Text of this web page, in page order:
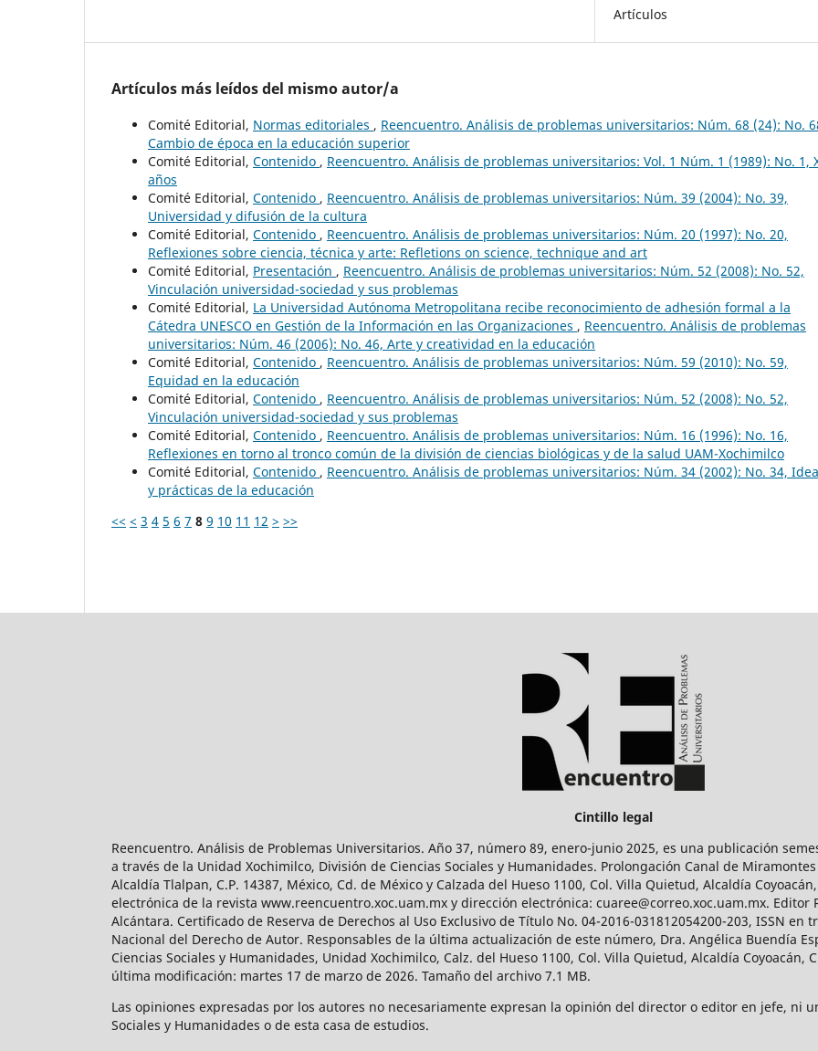
Artículos
Artículos más leídos del mismo autor/a
Comité Editorial, Normas editoriales , Reencuentro. Análisis de problemas universitarios: Núm. 68 (24): No.
Cambio de época en la educación superior
Comité Editorial, Contenido , Reencuentro. Análisis de problemas universitarios: Vol. 1 Núm. 1 (1989): No. 1,
años
Comité Editorial, Contenido , Reencuentro. Análisis de problemas universitarios: Núm. 39 (2004): No. 39,
Universidad y difusión de la cultura
Comité Editorial, Contenido , Reencuentro. Análisis de problemas universitarios: Núm. 20 (1997): No. 20,
Reflexiones sobre ciencia, técnica y arte: Refletions on science, technique and art
Comité Editorial, Presentación , Reencuentro. Análisis de problemas universitarios: Núm. 52 (2008): No. 52,
Vinculación universidad-sociedad y sus problemas
Comité Editorial, La Universidad Autónoma Metropolitana recibe reconocimiento de adhesión formal a la
Cátedra UNESCO en Gestión de la Información en las Organizaciones , Reencuentro. Análisis de problemas
universitarios: Núm. 46 (2006): No. 46, Arte y creatividad en la educación
Comité Editorial, Contenido , Reencuentro. Análisis de problemas universitarios: Núm. 59 (2010): No. 59,
Equidad en la educación
Comité Editorial, Contenido , Reencuentro. Análisis de problemas universitarios: Núm. 52 (2008): No. 52,
Vinculación universidad-sociedad y sus problemas
Comité Editorial, Contenido , Reencuentro. Análisis de problemas universitarios: Núm. 16 (1996): No. 16,
Reflexiones en torno al tronco común de la división de ciencias biológicas y de la salud UAM-Xochimilco
Comité Editorial, Contenido , Reencuentro. Análisis de problemas universitarios: Núm. 34 (2002): No. 34,
y prácticas de la educación
<< < 3 4 5 6 7 8 9 10 11 12 > >>
Cintillo legal
Reencuentro. Análisis de Problemas Universitarios. Año 37, número 89, enero-junio 2025, es una publicación
a través de la Unidad Xochimilco, División de Ciencias Sociales y Humanidades. Prolongación Canal de Miramontes
Alcaldía Tlalpan, C.P. 14387, México, Cd. de México y Calzada del Hueso 1100, Col. Villa Quietud, Alcaldía
electrónica de la revista www.reencuentro.xoc.uam.mx y dirección electrónica: cuaree@correo.xoc.uam.mx. Editor
Alcántara. Certificado de Reserva de Derechos al Uso Exclusivo de Título No. 04-2016-031812054200-203, ISSN
Nacional del Derecho de Autor. Responsables de la última actualización de este número, Dra. Angélica Buendía
Ciencias Sociales y Humanidades, Unidad Xochimilco, Calz. del Hueso 1100, Col. Villa Quietud, Alcaldía Coyoacán,
última modificación: martes 17 de marzo de 2026. Tamaño del archivo 7.1 MB.
Las opiniones expresadas por los autores no necesariamente expresan la opinión del director o editor en jefe, ni
Sociales y Humanidades o de esta casa de estudios.